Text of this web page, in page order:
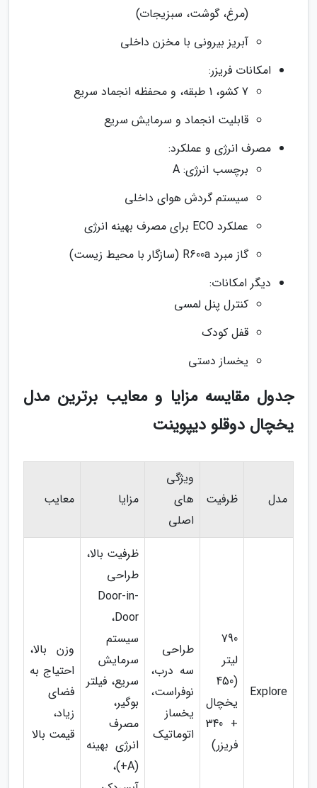
(مرغ، گوشت، سبزیجات)
آبریز بیرونی با مخزن داخلی
امکانات فریزر:
7 کشو، 1 طبقه، و محفظه انجماد سریع
قابلیت انجماد و سرمایش سریع
مصرف انرژی و عملکرد:
برچسب انرژی: A
سیستم گردش هوای داخلی
عملکرد ECO برای مصرف بهینه انرژی
گاز مبرد R600a (سازگار با محیط زیست)
دیگر امکانات:
کنترل پنل لمسی
قفل کودک
یخساز دستی
جدول مقایسه مزایا و معایب برترین مدل
یخچال دوقلو دیپوینت
مدل ظرفیت
ویژگی
های
اصلی
مزایا معایب
Explore
790
لیتر
(450
یخچال
+ 340
فریزر)
طراحی
سه درب،
نوفراست،
یخساز
اتوماتیک
ظرفیت بالا،
طراحی
Door-in-
Door،
سیستم
سرمایش
سریع، فیلتر
بوگیر،
مصرف
انرژی بهینه
(A+)،
وزن بالا،
احتیاج به
فضای
زیاد،
قیمت بالا